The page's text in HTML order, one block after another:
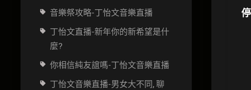
音樂祭攻略-丁怡文音樂直播
丁怡文直播-新年你的新希望是什
麼?
你相信純友誼嗎-丁怡文音樂直播
丁怡文音樂直播-男女大不同, 聊